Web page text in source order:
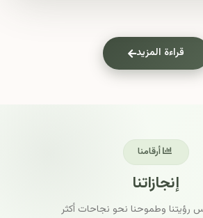
قراءة المزيد
أرقامنا
إنجازاتنا
رؤيتنا وطموحنا نحو نجاحات أكثر